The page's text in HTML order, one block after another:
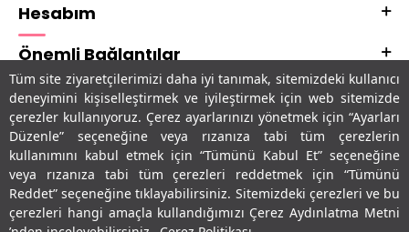
Tüm site ziyaretçilerimizi daha iyi tanımak, sitemizdeki kullanıcı
deneyimini kişiselleştirmek ve iyileştirmek için web sitemizde
çerezler kullanıyoruz. Çerez ayarlarınızı yönetmek için “Ayarları
Düzenle” seçeneğine veya rızanıza tabi tüm çerezlerin
kullanımını kabul etmek için “Tümünü Kabul Et” seçeneğine
veya rızanıza tabi tüm çerezleri reddetmek için “Tümünü
Reddet” seçeneğine tıklayabilirsiniz. Sitemizdeki çerezleri ve bu
çerezleri hangi amaçla kullandığımızı Çerez Aydınlatma Metni
Hesabım
Önemli Bağlantılar
Adres & İletişim
Uygulamalarımız